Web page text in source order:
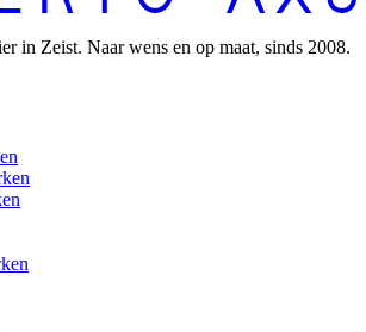
in Zeist. Naar wens en op maat, sinds 2008.